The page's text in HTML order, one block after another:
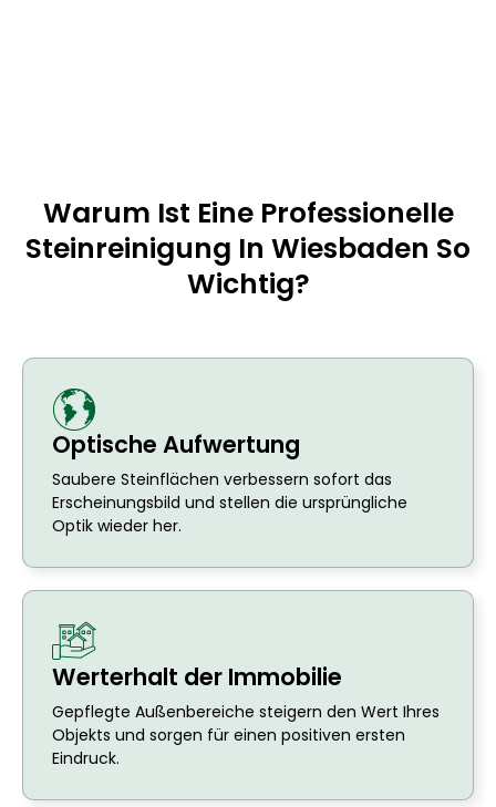
Warum Ist Eine Professionelle
Steinreinigung In Wiesbaden So
Wichtig?
Optische Aufwertung
Saubere Steinflächen verbessern sofort das
Erscheinungsbild und stellen die ursprüngliche
Optik wieder her.
Werterhalt der Immobilie
Gepflegte Außenbereiche steigern den Wert Ihres
Objekts und sorgen für einen positiven ersten
Eindruck.